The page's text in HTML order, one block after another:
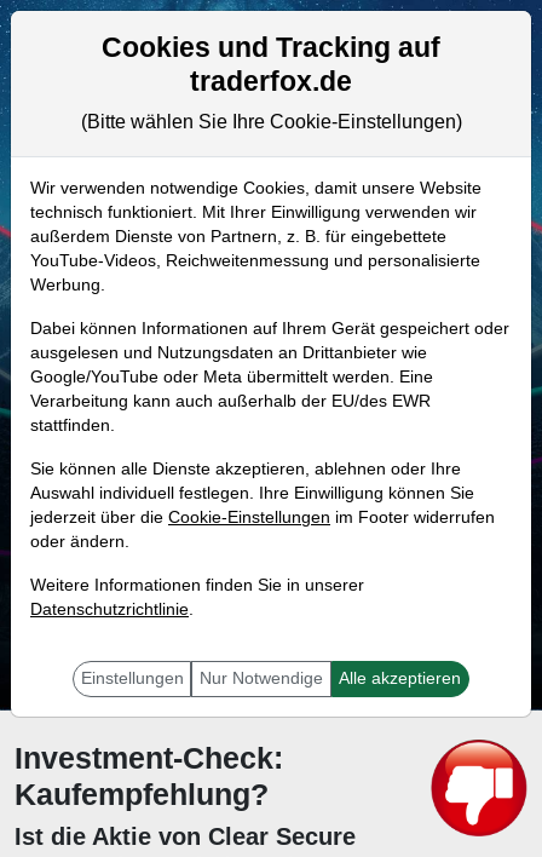
Aktien- und Artikelsuche
A3CTH8 | YOU–Clear Secure Aktie
Realtime-Aktienkurs:
-
-
Marktkapitalisierung 5,17 Mrd. USD
Unternehmenswert 4,32 Mrd. USD
MONKEY-TRADER INDIKATOR
78.8 %
Mit 78.8 % Wahrscheinlichkeit wird selbst der unglücklichst agierende Trader
Investment-Check:
Kaufempfehlung?
Ist die Aktie von Clear Secure
Cookies und Tracking auf
traderfox.de
(Bitte wählen Sie Ihre Cookie-Einstellungen)
Wir verwenden notwendige Cookies, damit unsere Website
technisch funktioniert. Mit Ihrer Einwilligung verwenden wir
außerdem Dienste von Partnern, z. B. für eingebettete
YouTube-Videos, Reichweitenmessung und personalisierte
Werbung.
Dabei können Informationen auf Ihrem Gerät gespeichert oder
ausgelesen und Nutzungsdaten an Drittanbieter wie
Google/YouTube oder Meta übermittelt werden. Eine
Verarbeitung kann auch außerhalb der EU/des EWR
stattfinden.
Sie können alle Dienste akzeptieren, ablehnen oder Ihre
Auswahl individuell festlegen. Ihre Einwilligung können Sie
jederzeit über die Cookie-Einstellungen im Footer widerrufen
oder ändern.
Weitere Informationen finden Sie in unserer
Datenschutzrichtlinie.
Einstellungen Nur Notwendige Alle akzeptieren